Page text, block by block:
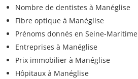
Nombre de dentistes à Manéglise
Fibre optique à Manéglise
Prénoms donnés en Seine-Maritime
Entreprises à Manéglise
Prix immobilier à Manéglise
Hôpitaux à Manéglise